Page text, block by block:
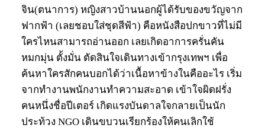
จิน(ตนาการ) หญิงสาวบ้านนอกผู้ได้รับของขวัญจาก
ฟากฟ้า (เลยชอบใส่ชุดสีฟ้า) คือหนังสือปกขาวที่ไม่มี
ใครไหนสามารถอ่านออก เลยเกิดอาการครั่นคัน
หมกมุ่น ตั้งมั่น ตัดสินใจเดินทางเข้ากรุงเทพฯ เพื่อ
ค้นหาใครสักคนบอกได้ว่าเนื้อหาข้างในคืออะไร เริ่ม
จากทำงานพนักงานทำความสะอาด เข้าใจผิดฝรั่ง
คนหนึ่งชื่อปีเตอร์ เกิดแรงบันดาลใจกลายเป็นนัก
ประท้วง NGO เดินขบวนเรียกร้องให้คนเลิกใช้